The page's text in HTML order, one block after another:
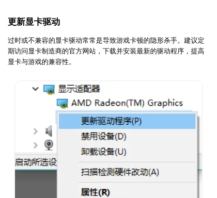
更新显卡驱动
过时或不兼容的显卡驱动常常是导致游戏卡顿的隐形杀手。建议定
期访问显卡制造商的官方网站，下载并安装最新的驱动程序，提高
显卡与游戏的兼容性。